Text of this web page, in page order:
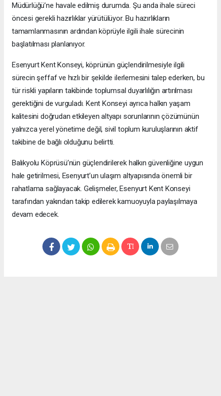
Müdürlüğü’ne havale edilmiş durumda. Şu anda ihale süreci
öncesi gerekli hazırlıklar yürütülüyor. Bu hazırlıkların
tamamlanmasının ardından köprüyle ilgili ihale sürecinin
başlatılması planlanıyor.
Esenyurt Kent Konseyi, köprünün güçlendirilmesiyle ilgili
sürecin şeffaf ve hızlı bir şekilde ilerlemesini talep ederken, bu
tür riskli yapıların takibinde toplumsal duyarlılığın artırılması
gerektiğini de vurguladı. Kent Konseyi ayrıca halkın yaşam
kalitesini doğrudan etkileyen altyapı sorunlarının çözümünün
yalnızca yerel yönetime değil, sivil toplum kuruluşlarının aktif
takibine de bağlı olduğunu belirtti.
Balıkyolu Köprüsü’nün güçlendirilerek halkın güvenliğine uygun
hale getirilmesi, Esenyurt’un ulaşım altyapısında önemli bir
rahatlama sağlayacak. Gelişmeler, Esenyurt Kent Konseyi
tarafından yakından takip edilerek kamuoyuyla paylaşılmaya
devam edecek.